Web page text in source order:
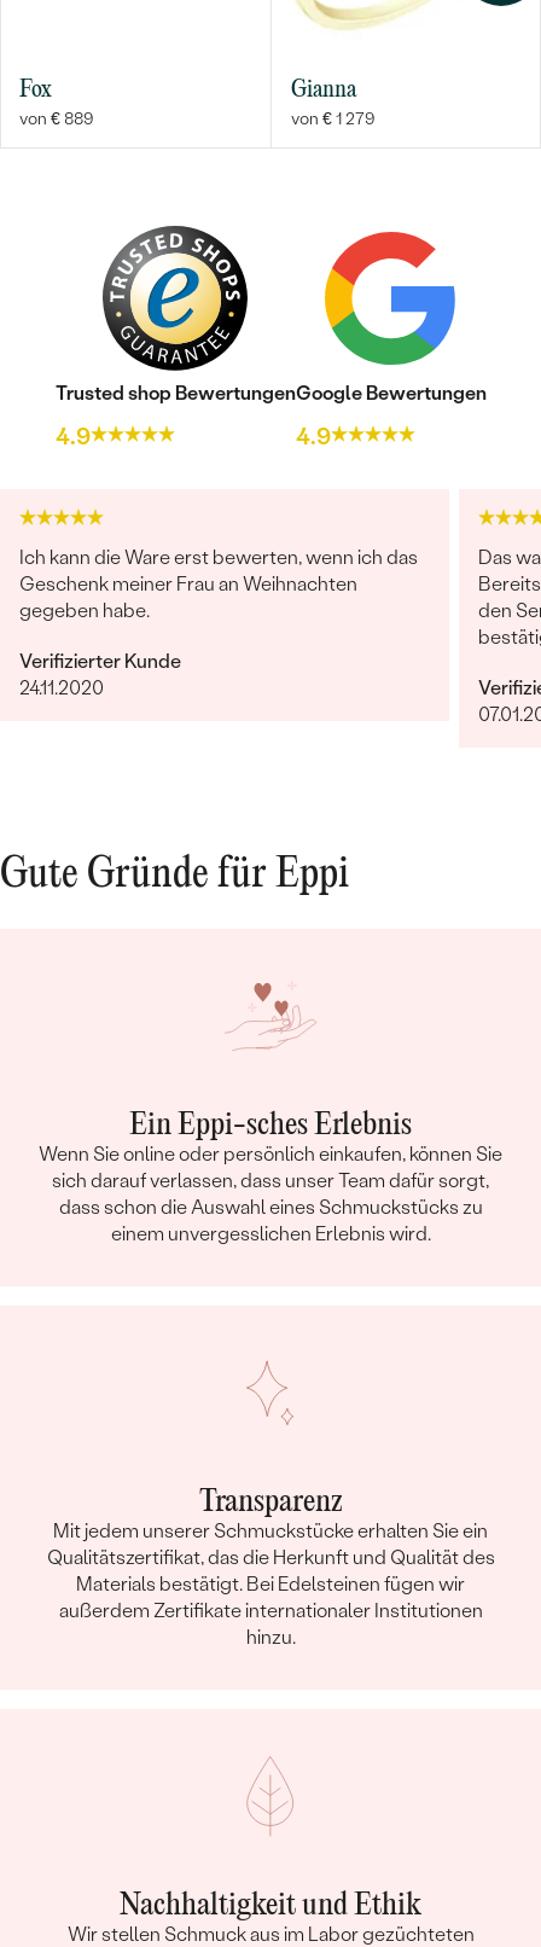
Fox
von € 889
Gianna
von € 1 279
Trusted shop Bewertungen
4.9
Google Bewertungen
4.9
Ich kann die Ware erst bewerten, wenn ich das
Geschenk meiner Frau an Weihnachten
gegeben habe.
Verifizierter Kunde
24.11.2020
Das
den
per
Gute Gründe für Eppi
Ein Eppi-sches Erlebnis
Wenn Sie online oder persönlich einkaufen, können Sie
sich darauf verlassen, dass unser Team dafür sorgt,
dass schon die Auswahl eines Schmuckstücks zu
einem unvergesslichen Erlebnis wird.
Transparenz
Mit jedem unserer Schmuckstücke erhalten Sie ein
Qualitätszertifikat, das die Herkunft und Qualität des
Materials bestätigt. Bei Edelsteinen fügen wir
außerdem Zertifikate internationaler Institutionen
hinzu.
Nachhaltigkeit und Ethik
Wir stellen Schmuck aus im Labor gezüchteten